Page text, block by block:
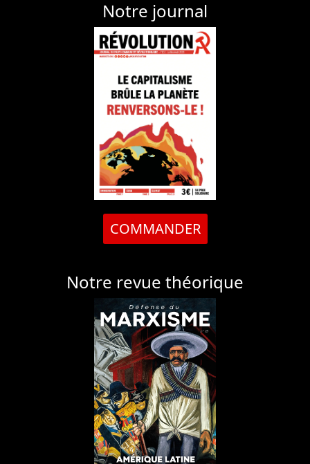
Notre journal
COMMANDER
Notre revue théorique